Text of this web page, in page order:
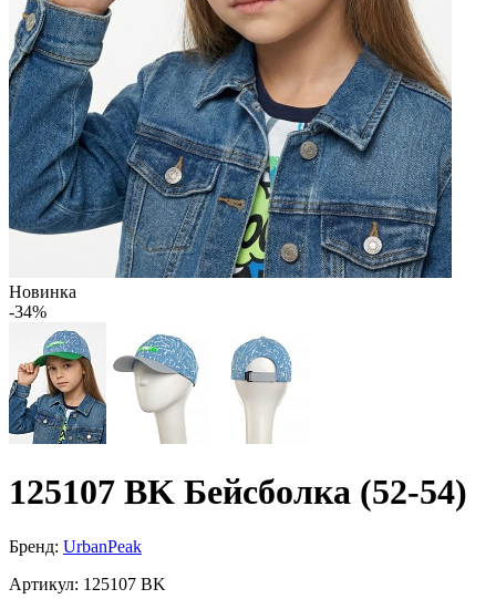
Новинка
-34%
125107 BK Бейсболка (52-54)
Бренд: UrbanPeak
Артикул: 125107 BK